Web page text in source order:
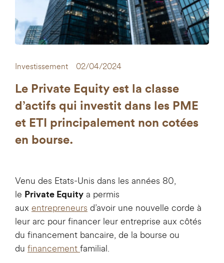
Investissement 02/04/2024
Le Private Equity est la classe
d’actifs qui investit dans les PME
et ETI principalement non cotées
en bourse.
Venu des Etats-Unis dans les années 80,
le Private Equity a permis
aux entrepreneurs d’avoir une nouvelle corde à
leur arc pour financer leur entreprise aux côtés
du financement bancaire, de la bourse ou
du financementfamilial.